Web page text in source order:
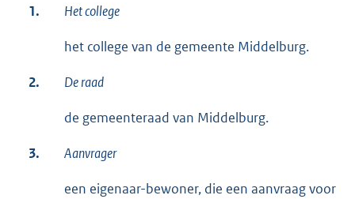
1. Het college
het college van de gemeente Middelburg.
2. De raad
de gemeenteraad van Middelburg.
3. Aanvrager
een eigenaar-bewoner, die een aanvraag voor